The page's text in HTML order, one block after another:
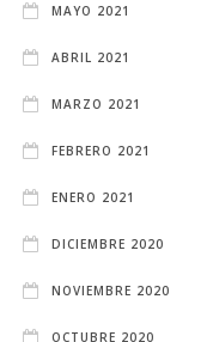
MAYO 2021
ABRIL 2021
MARZO 2021
FEBRERO 2021
ENERO 2021
DICIEMBRE 2020
NOVIEMBRE 2020
OCTUBRE 2020